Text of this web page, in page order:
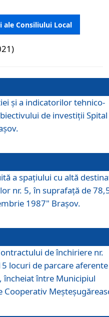
ale Consiliului Local
și a indicatorilor tehnico-
de investiții Spital
a spaţiului cu altă
nr. 5, în suprafaţă de
1987" Braşov.
de închiriere nr.
locuri de parcare aferente
încheiat între Municipiul
Cooperativ